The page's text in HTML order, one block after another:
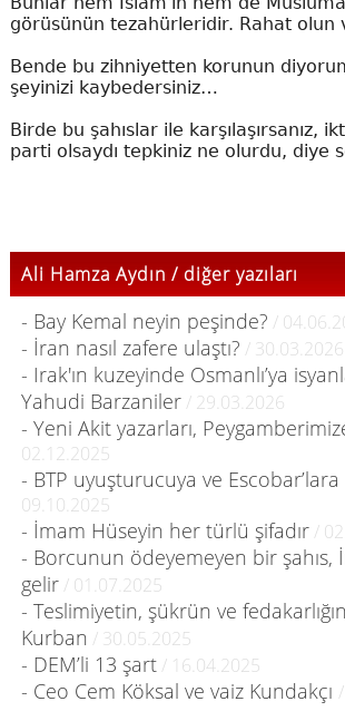
görüsünün tezahürleridir. Rahat olun
Bende bu zihniyetten korunun
şeyinizi kaybedersiniz…
Birde bu şahıslar ile karşılaşırsanız,
parti olsaydı tepkiniz ne olurdu, diye
Ali Hamza Aydın / diğer yazıları
- Bay Kemal neyin peşinde? /
- İran nasıl zafere ulaştı? / 30.03.2026
- Irak'ın kuzeyinde Osmanlı’ya
Yahudi Barzaniler/ 29.03.2026
- Yeni Akit yazarları,
02.12.2025
- BTP uyuşturucuya ve Escobar’lara
09.10.2025
- İmam Hüseyin her türlü şifadır/
- Borcunun ödeyemeyen bir şahıs,
gelir/ 01.07.2025
- Teslimiyetin, şükrün ve
Kurban / 30.05.2025
- DEM’li 13 şart/ 16.04.2025
- Ceo Cem Köksal ve vaiz Kundakçı